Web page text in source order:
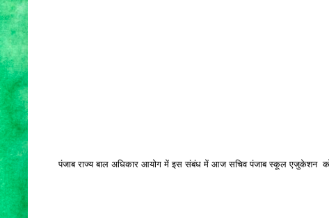
पंजाब राज्य बाल अधिकार आयोग में इस संबंध में आज सचिव पंजाब स्कूल एजुकेशन को